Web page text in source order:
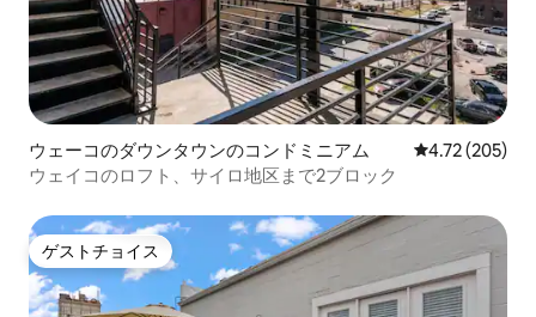
ウェーコのダウンタウンのコンドミニアム レビュー205
4.72 (205)
ウェイコのロフト、サイロ地区まで2ブロック
ゲストチョイス
ゲストチョイス